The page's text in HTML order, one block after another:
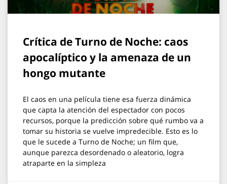
Crítica de Turno de Noche: caos
apocalíptico y la amenaza de un
hongo mutante
El caos en una película tiene esa fuerza dinámica
que capta la atención del espectador con pocos
recursos, porque la predicción sobre qué rumbo va a
tomar su historia se vuelve impredecible. Esto es lo
que le sucede a Turno de Noche; un film que,
aunque parezca desordenado o aleatorio, logra
atraparte en la simpleza